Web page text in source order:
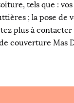
tels que :
; la pose de
plus à contacter
couverture Mas